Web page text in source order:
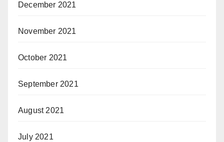
December 2021
November 2021
October 2021
September 2021
August 2021
July 2021